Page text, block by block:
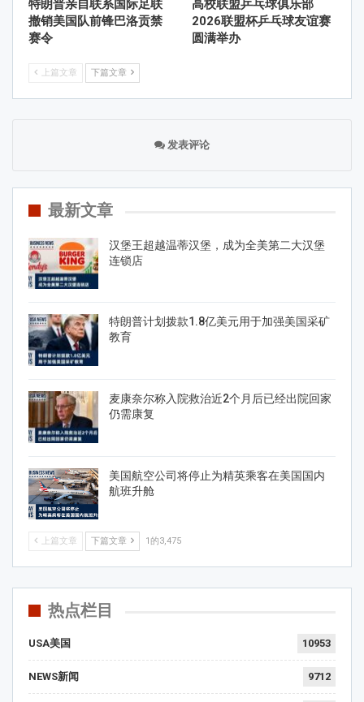
特朗普亲自联系国际足联
撤销美国队前锋巴洛贡禁
赛令
高校联盟乒乓球俱乐部
2026联盟杯乒乓球友谊赛
圆满举办
上篇文章 下篇文章
发表评论
最新文章
汉堡王超越温蒂汉堡，成为全美第二大汉堡
连锁店
特朗普计划拨款1.8亿美元用于加强美国采矿
教育
麦康奈尔称入院救治近2个月后已经出院回家
仍需康复
美国航空公司将停止为精英乘客在美国国内
航班升舱
上篇文章 下篇文章 1的3,475
热点栏目
USA美国 10953
NEWS新闻 9712